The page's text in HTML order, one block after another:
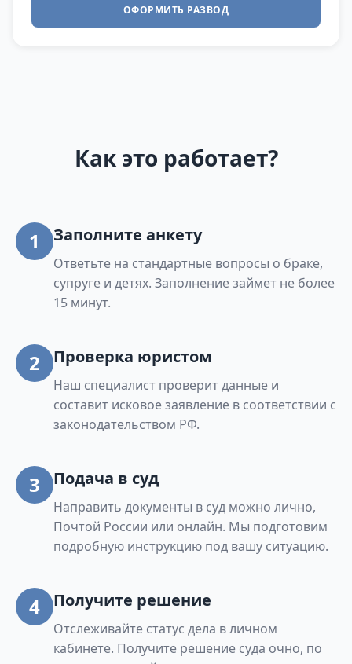
ОФОРМИТЬ РАЗВОД
Как это работает?
1 Заполните анкету
Ответьте на стандартные вопросы о браке,
супруге и детях. Заполнение займет не более
15 минут.
2 Проверка юристом
Наш специалист проверит данные и
составит исковое заявление в соответствии с
законодательством РФ.
3 Подача в суд
Направить документы в суд можно лично,
Почтой России или онлайн. Мы подготовим
подробную инструкцию под вашу ситуацию.
4 Получите решение
Отслеживайте статус дела в личном
кабинете. Получите решение суда очно, по